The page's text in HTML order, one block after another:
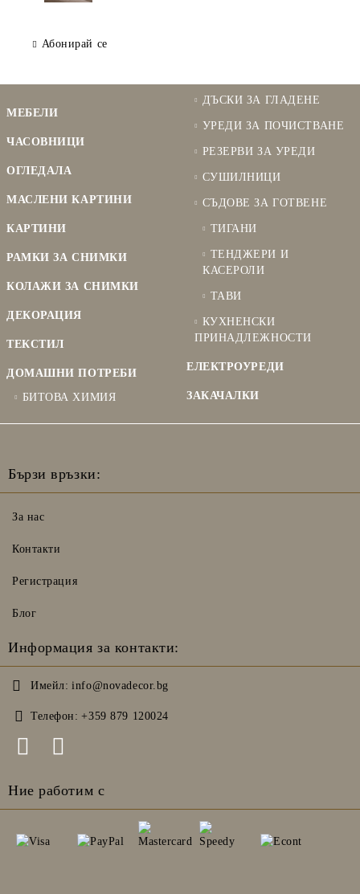
Абонирай се
МЕБЕЛИ
ЧАСОВНИЦИ
ОГЛЕДАЛА
МАСЛЕНИ КАРТИНИ
КАРТИНИ
РАМКИ ЗА СНИМКИ
КОЛАЖИ ЗА СНИМКИ
ДЕКОРАЦИЯ
ТЕКСТИЛ
ДОМАШНИ ПОТРЕБИ
БИТОВА ХИМИЯ
ДЪСКИ ЗА ГЛАДЕНЕ
УРЕДИ ЗА ПОЧИСТВАНЕ
РЕЗЕРВИ ЗА УРЕДИ
СУШИЛНИЦИ
СЪДОВЕ ЗА ГОТВЕНЕ
ТИГАНИ
ТЕНДЖЕРИ И
КАСЕРОЛИ
ТАВИ
КУХНЕНСКИ
ПРИНАДЛЕЖНОСТИ
ЕЛЕКТРОУРЕДИ
ЗАКАЧАЛКИ
Бързи връзки:
За нас
Контакти
Регистрация
Блог
Информация за контакти:
Имейл: info@novadecor.bg
Телефон: +359 879 120024
Ние работим с